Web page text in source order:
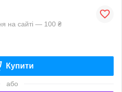
на сайті — 100 ₴
Купити
або